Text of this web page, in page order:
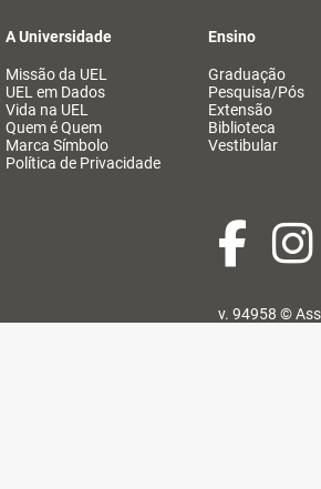
A Universidade
Missão da UEL
UEL em Dados
Vida na UEL
Quem é Quem
Marca Símbolo
Política de Privacidade
Ensino
Graduação
Pesquisa/Pós
Extensão
Biblioteca
Vestibular
v. 94958 ©